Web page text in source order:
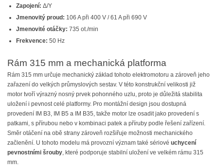
Zapojení: Δ/Y
Jmenovitý proud: 106 A při 400 V / 61 A při 690 V
Jmenovité otáčky: 735 ot./min
Frekvence: 50 Hz
Rám 315 mm a mechanická platforma
Rám 315 mm určuje mechanický základ tohoto elektromotoru a zároveň jeho
zařazení do velkých průmyslových sestav. V této konstrukční velikosti již
motor tvoří výrazný nosný prvek pohonného uzlu, proto je důležitá stabilita
uložení i pevnost celé platformy. Pro montážní design jsou dostupná
provedení IM B3, IM B5 a IM B35, takže motor lze osadit jako provedení s
patkami, s přírubou nebo v kombinaci patek a příruby podle řešení zařízení.
Směr otáčení na obě strany zároveň rozšiřuje možnosti mechanického
začlenění. U tohoto modelu má provozní význam také sériové uchycení
pevnostními šrouby, které podporuje stabilní uložení ve velkém rámu 315
mm.